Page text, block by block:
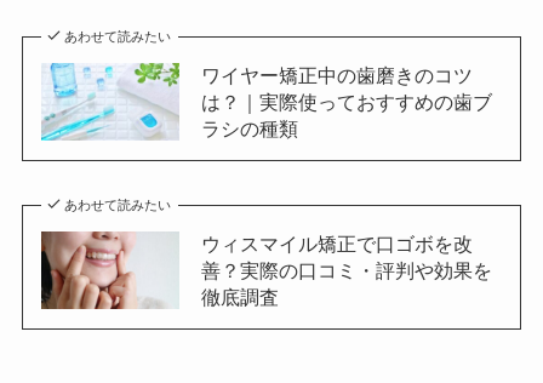
あわせて読みたい
ワイヤー矯正中の歯磨きのコツ
は？｜実際使っておすすめの歯ブ
ラシの種類
あわせて読みたい
ウィスマイル矯正で口ゴボを改
善？実際の口コミ・評判や効果を
徹底調査